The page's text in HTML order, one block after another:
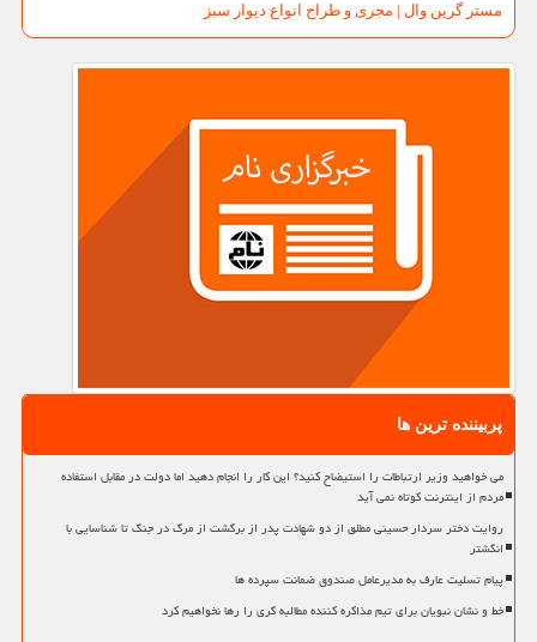
مستر گرین وال | مجری و طراح انواع دیوار سبز
پربیننده ترین ها
می خواهید وزیر ارتباطات را استیضاح کنید؟ این کار را انجام دهید اما دولت در مقابل استفاده
مردم از اینترنت کوتاه نمی آید
روایت دختر سردار حسینی مطلق از دو شهادت پدر از برگشت از مرگ در جنگ تا شناسایی با
انگشتر
پیام تسلیت عارف به مدیرعامل صندوق ضمانت سپرده ها
خط و نشان نبویان برای تیم مذاکره کننده مطالبه گری را رها نخواهیم کرد